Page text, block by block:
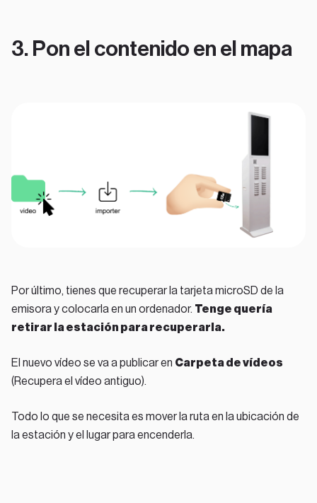
3. Pon el contenido en el mapa
Por último, tienes que recuperar la tarjeta microSD de la
emisora y colocarla en un ordenador. Tenge quería
retirar la estación para recuperarla.
El nuevo vídeo se va a publicar en Carpeta de vídeos
(Recupera el vídeo antiguo).
Todo lo que se necesita es mover la ruta en la ubicación de
la estación y el lugar para encenderla.